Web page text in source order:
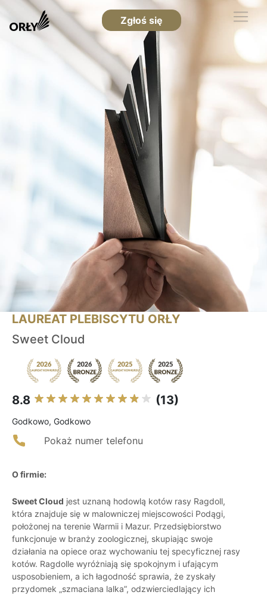
Zgłoś się
LAUREAT PLEBISCYTU ORŁY
Sweet Cloud
8.8 (13)
Godkowo, Godkowo
Pokaż numer telefonu
O firmie:
Sweet Cloud jest uznaną hodowlą kotów rasy Ragdoll,
która znajduje się w malowniczej miejscowości Podągi,
położonej na terenie Warmii i Mazur. Przedsiębiorstwo
funkcjonuje w branży zoologicznej, skupiając swoje
działania na opiece oraz wychowaniu tej specyficznej rasy
kotów. Ragdolle wyróżniają się spokojnym i ufającym
usposobieniem, a ich łagodność sprawia, że zyskały
przydomek „szmaciana lalka”, odzwierciedlający ich